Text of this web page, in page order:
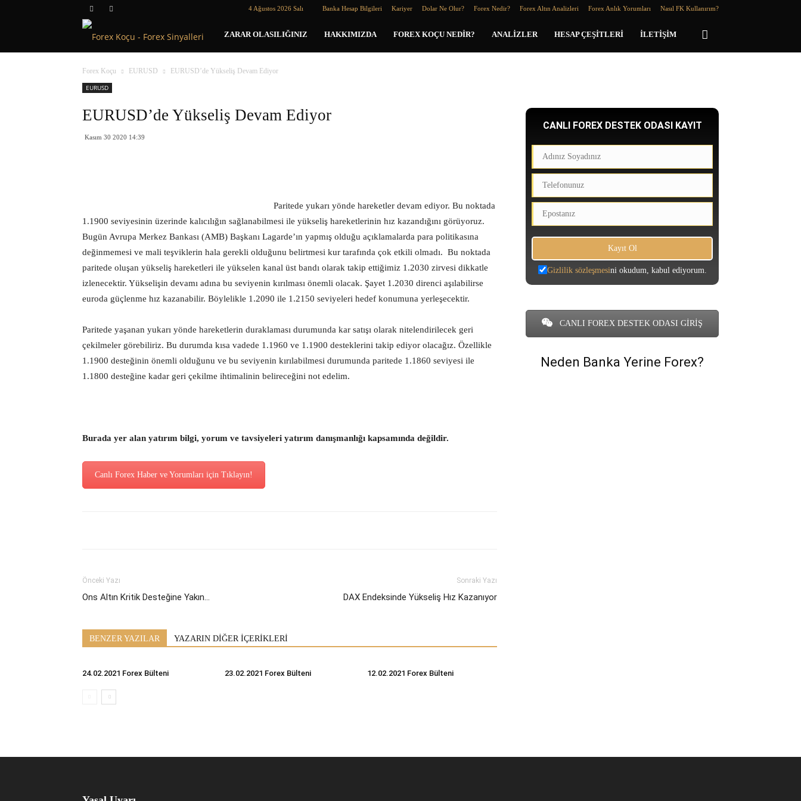
4 Ağustos 2026 Salı Banka Hesap Bilgileri Kariyer Dolar Ne Olur? Forex Nedir? Forex Altın Analizleri Forex Anlık Yorumları Nasıl FK Kullanırım?
Forex
Koçu
ZARAR OLASILIĞINIZ HAKKIMIZDA FOREX KOÇU NEDIR? ANALIZLER HESAP ÇEŞITLERI İLETIŞIM
Forex Koçu EURUSD
EURUSD’de Yükseliş Devam Ediyor
EURUSD
EURUSD’de Yükseliş Devam Ediyor
Kasım 30 2020 14:39
Paritede yukarı yönde hareketler devam ediyor. Bu noktada
1.1900 seviyesinin üzerinde kalıcılığın sağlanabilmesi ile yükseliş hareketlerinin hız kazandığını görüyoruz.
Bugün Avrupa Merkez Bankası (AMB) Başkanı Lagarde’ın yapmış olduğu açıklamalarda para politikasına
değinmemesi ve mali teşviklerin hala gerekli olduğunu belirtmesi kur tarafında çok etkili olmadı. Bu noktada
paritede oluşan yükseliş hareketleri ile yükselen kanal üst bandı olarak takip ettiğimiz 1.2030 zirvesi dikkatle
izlenecektir. Yükselişin devamı adına bu seviyenin kırılması önemli olacak. Şayet 1.2030 direnci aşılabilirse
euroda güçlenme hız kazanabilir. Böylelikle 1.2090 ile 1.2150 seviyeleri hedef konumuna yerleşecektir.
Paritede yaşanan yukarı yönde hareketlerin duraklaması durumunda kar satışı olarak nitelendirilecek geri
çekilmeler görebiliriz. Bu durumda kısa vadede 1.1960 ve 1.1900 desteklerini takip ediyor olacağız. Özellikle
1.1900 desteğinin önemli olduğunu ve bu seviyenin kırılabilmesi durumunda paritede 1.1860 seviyesi ile
1.1800 desteğine kadar geri çekilme ihtimalinin belireceğini not edelim.
Burada yer alan yatırım bilgi, yorum ve tavsiyeleri yatırım danışmanlığı kapsamında değildir.
Canlı Forex Haber ve Yorumları için Tıklayın!
Önceki Yazı
Ons Altın Kritik Desteğine Yakın…
Sonraki Yazı
DAX Endeksinde Yükseliş Hız Kazanıyor
BENZER YAZILAR YAZARIN DİĞER İÇERİKLERİ
24.02.2021 Forex Bülteni 23.02.2021 Forex Bülteni 12.02.2021 Forex Bülteni
CANLI FOREX DESTEK ODASI KAYIT
Gizlilik sözleşmesini okudum, kabul ediyorum.
CANLI FOREX DESTEK ODASI GİRİŞ
Neden Banka Yerine Forex?